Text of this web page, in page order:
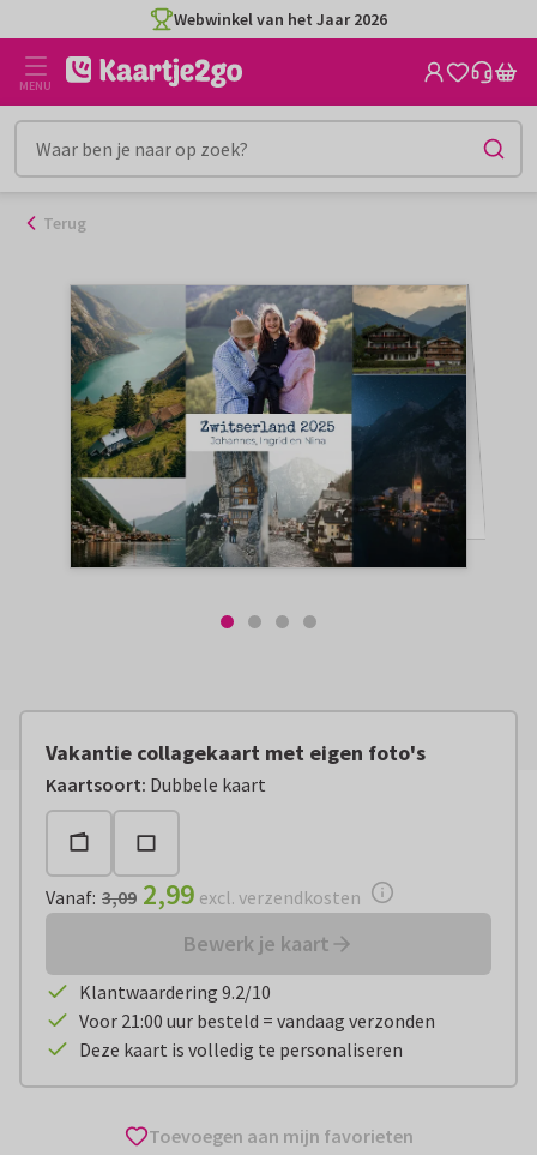
naar
inhoud
Webwinkel van het Jaar 2026
MENU
Terug
Vakantie collagekaart met eigen foto's
Kaartsoort: Dubbele kaart
Vanaf:€ 2,99 excl. verzendkosten
Vanaf: 3,09 2,99 excl. verzendkosten
Bewerk je kaart
Klantwaardering 9.2/10
Voor 21:00 uur besteld = vandaag verzonden
Deze kaart is volledig te personaliseren
Toevoegen aan mijn favorieten